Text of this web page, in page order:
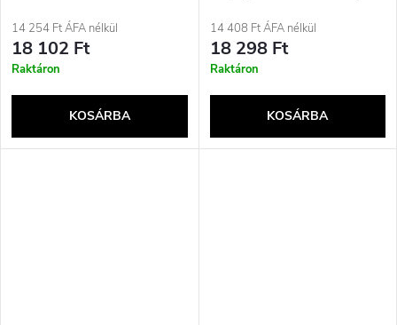
14 254 Ft ÁFA nélkül
18 102 Ft
Raktáron
KOSÁRBA
14 408 Ft ÁFA nélkül
18 298 Ft
Raktáron
KOSÁRBA